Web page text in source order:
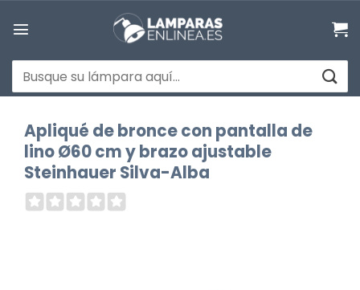
Buscar
por:
Apliqué de bronce con pantalla de
lino Ø60 cm y brazo ajustable
Steinhauer Silva-Alba